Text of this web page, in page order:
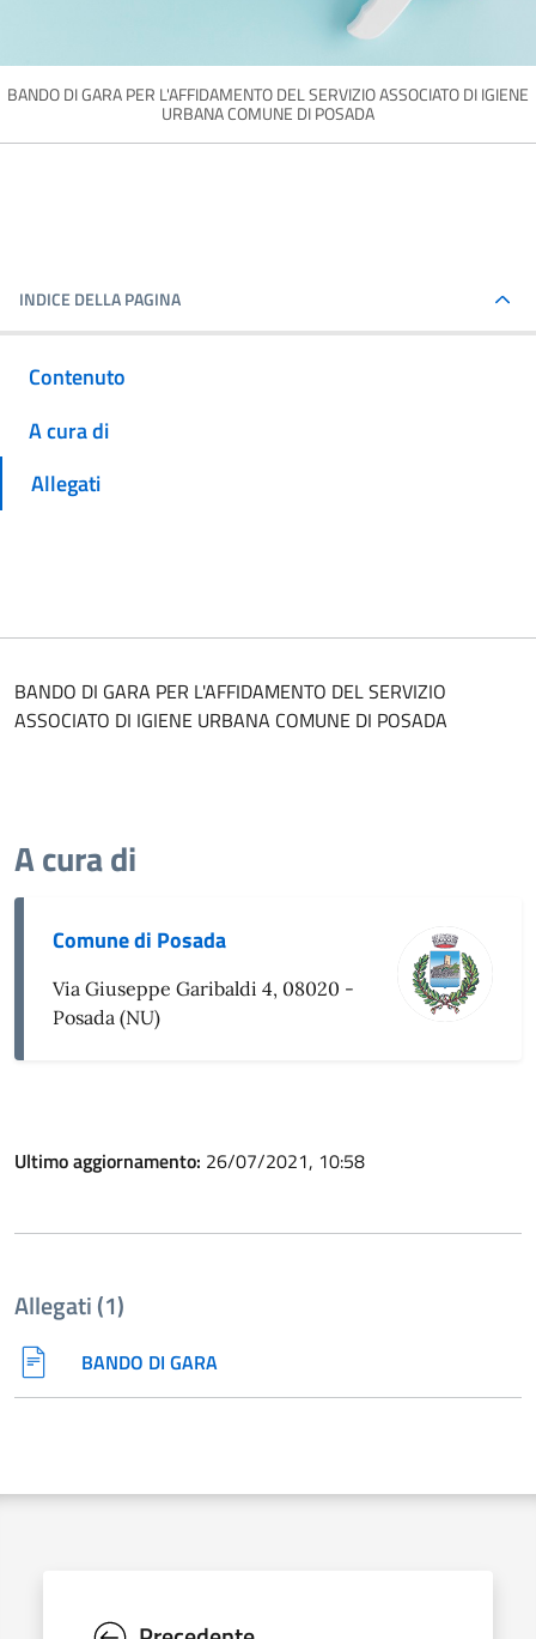
BANDO DI GARA PER L'AFFIDAMENTO DEL SERVIZIO ASSOCIATO DI IGIENE
URBANA COMUNE DI POSADA
INDICE DELLA PAGINA
Contenuto
A cura di
Allegati
BANDO DI GARA PER L'AFFIDAMENTO DEL SERVIZIO
ASSOCIATO DI IGIENE URBANA COMUNE DI POSADA
A cura di
Comune di Posada
Via Giuseppe Garibaldi 4, 08020 -
Posada (NU)
Ultimo aggiornamento: 26/07/2021, 10:58
Allegati (1)
BANDO DI GARA